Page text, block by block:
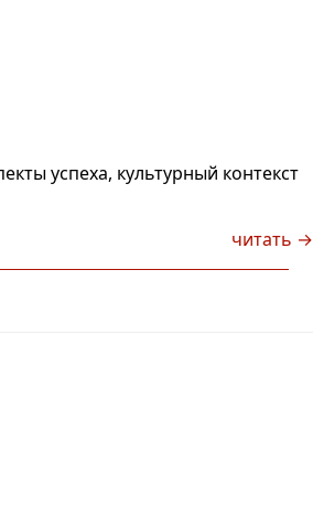
успеха, культурный контекст
читать →